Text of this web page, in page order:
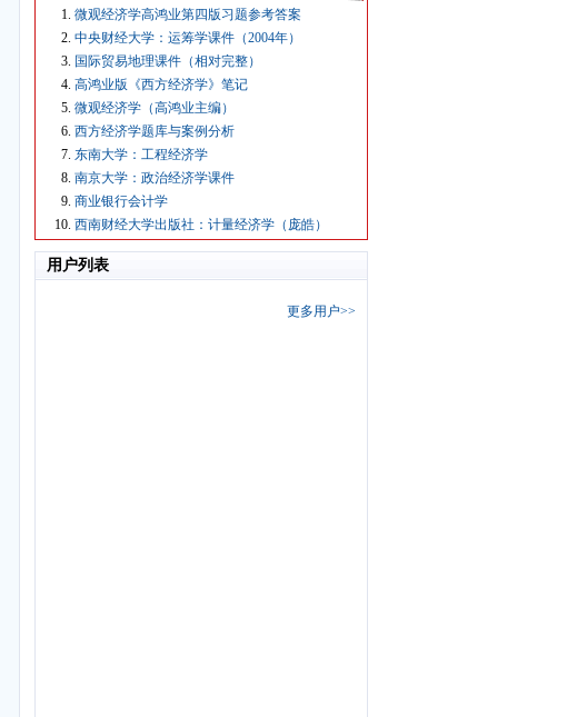
微观经济学高鸿业第四版习题参考答案
中央财经大学：运筹学课件（2004年）
国际贸易地理课件（相对完整）
高鸿业版《西方经济学》笔记
微观经济学（高鸿业主编）
西方经济学题库与案例分析
东南大学：工程经济学
南京大学：政治经济学课件
商业银行会计学
西南财经大学出版社：计量经济学（庞皓）
用户列表
更多用户>>